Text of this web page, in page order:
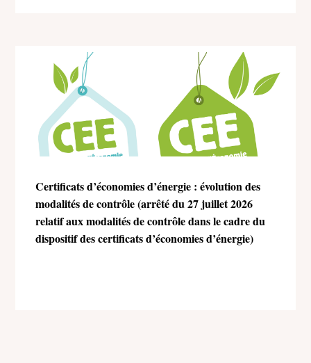
Certificats d’économies d’énergie : évolution des
modalités de contrôle (arrêté du 27 juillet 2026
relatif aux modalités de contrôle dans le cadre du
dispositif des certificats d’économies d’énergie)